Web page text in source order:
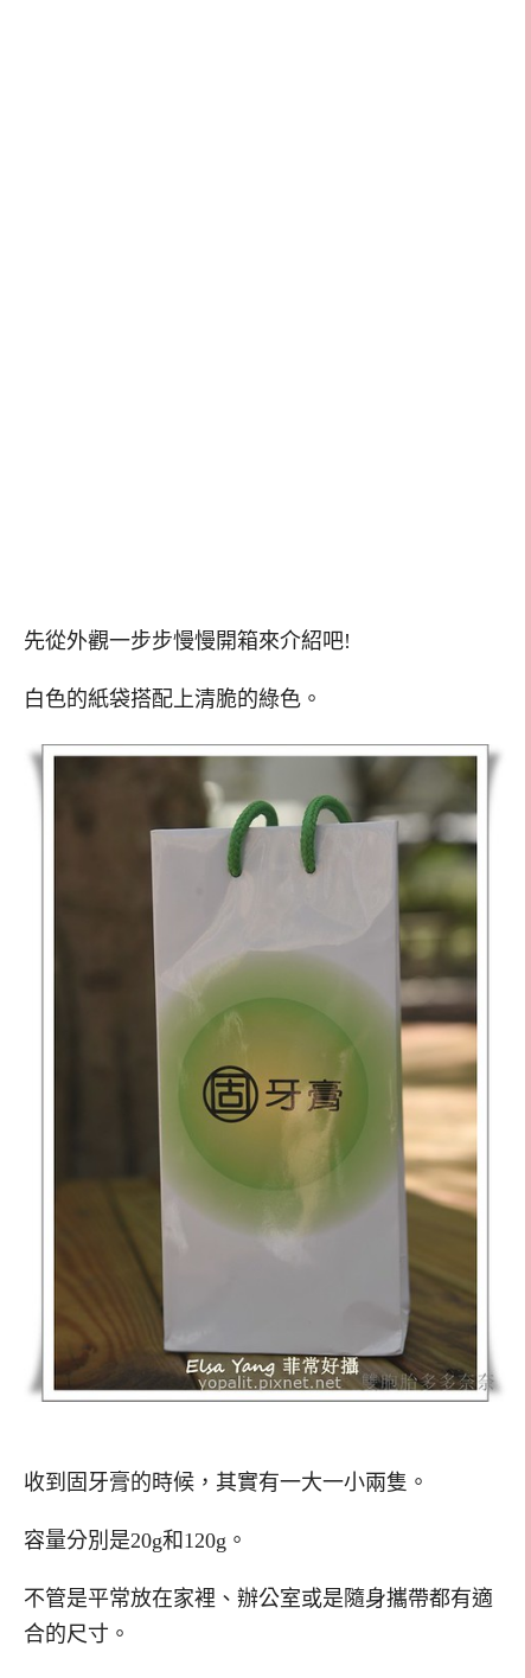
先從外觀一步步慢慢開箱來介紹吧!
白色的紙袋搭配上清脆的綠色。
收到固牙膏的時候，其實有一大一小兩隻。
容量分別是20g和120g。
不管是平常放在家裡、辦公室或是隨身攜帶都有適
合的尺寸。